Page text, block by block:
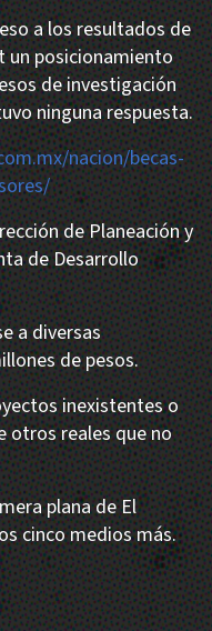
a los resultados de
un posicionamiento
de investigación
ninguna respuesta.
nacion/becas-
de Planeación y
de Desarrollo
a diversas
de pesos.
inexistentes o
otros reales que no
plana de El
cinco medios más.